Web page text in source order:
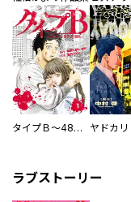
タイプＢ～48時間後、致死率100％～【単話】 ヤドカリ
ラブストーリー